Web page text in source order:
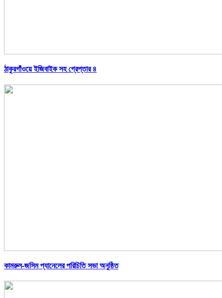
ঠাকুরগাঁওয়ে ইজিবাইক সহ গ্রেপ্তার ৪
কামরুল-জসিম প্যানেলের পরিচিতি সভা অনুষ্ঠিত